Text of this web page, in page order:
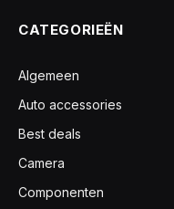
CATEGORIEËN
Algemeen
Auto accessories
Best deals
Camera
Componenten